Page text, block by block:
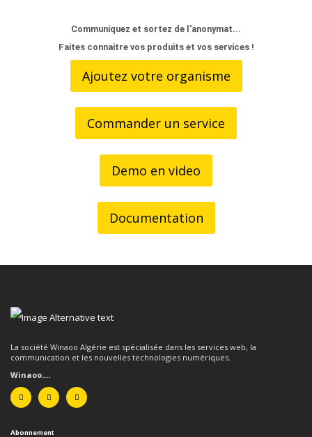
Communiquez et sortez de l'anonymat...
Faites connaitre vos produits et vos services !
Ajoutez votre organisme
Commander un service
Demo en video
Documentation
La société Winaoo Algérie est spécialisée dans les services web, la
communication et les nouvelles technologies numériques.
Winaoo....
Abonnement